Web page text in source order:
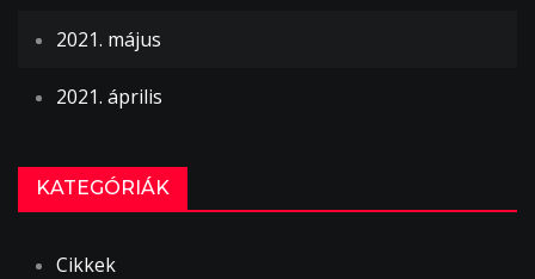
2021. május
2021. április
KATEGÓRIÁK
Cikkek